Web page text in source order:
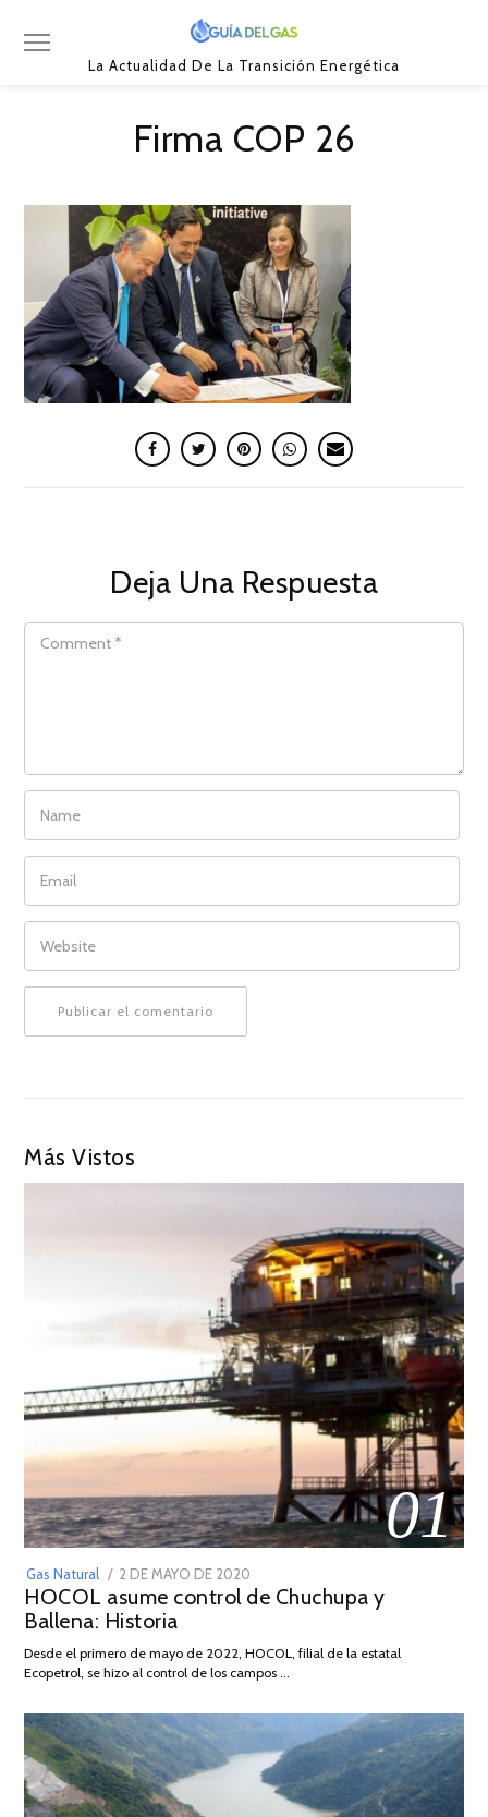
La Actualidad De La Transición Energética
Firma COP 26
Deja Una Respuesta
COMMENT
NAME
EMAIL
WEBSITE
Más Vistos
01
Gas Natural
POSTED
ON
2 DE MAYO DE 2020
DE
2026
HOCOL asume control de Chuchupa y
Ballena: Historia
Desde el primero de mayo de 2022, HOCOL, filial de la estatal
Ecopetrol, se hizo al control de los campos …